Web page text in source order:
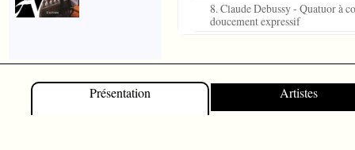
8. Claude Debussy - Quatuor à
doucement expressif
Présentation Artistes